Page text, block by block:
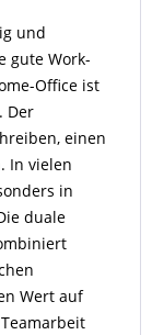
und
gute Work-
Office ist
Der
einen
In vielen
in
duale
Wert auf